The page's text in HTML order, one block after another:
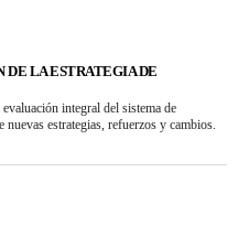
DE LA ESTRATEGIA DE
integral del sistema de
estrategias, refuerzos y cambios.